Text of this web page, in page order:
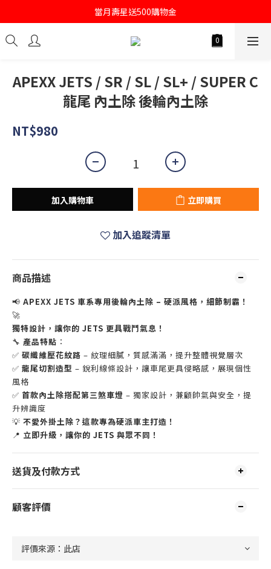
註冊會員即送購物金100
當月壽星送500購物金
註冊會員即送購物金100
APEXX JETS / SR / SL / SL+ / SUPER C
龍尾 內土除 後輪內土除
NT$980
加入購物車 立即購買
加入追蹤清單
商品描述
📢 APEXX JETS 車系專用後輪內土除 – 硬派風格，細節制霸！
🚀
獨特設計，讓你的 JETS 更具戰鬥氣息！
🔧 產品特點 ：
✅ 碳纖維壓花紋路 – 紋理細膩，質感滿滿，提升整體視覺層次
✅ 龍尾切割造型 – 銳利線條設計，讓車尾更具侵略感，展現個性
風格
✅ 首款內土除搭配第三煞車燈 – 獨家設計，兼顧帥氣與安全，提
升辨識度
💡 不愛外掛土除？這款專為硬派車主打造！
📍 立即升級，讓你的 JETS 與眾不同！
送貨及付款方式
顧客評價